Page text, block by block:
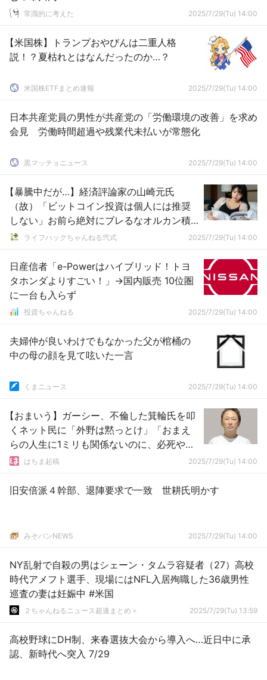
常識的に考えた 2025/7/29(Tu) 14:00
【米国株】トランプおやびんは二重人格
説！？夏枯れとはなんだったのか…？
米国株ETFまとめ速報 2025/7/29(Tu) 14:00
日本共産党員の男性が共産党の「労働環境の改善」を求め
会見 労働時間超過や残業代未払いが常態化
黒マッチョニュース 2025/7/29(Tu) 14:00
【暴騰中だが…】経済評論家の山崎元氏
（故）「ビットコイン投資は個人には推奨
しない」お前ら絶対にブレるなオルカン積
立しとけ
ライフハックちゃんねる弐式 2025/7/29(Tu) 14:00
日産信者「e-Powerはハイブリッド！トヨ
タホンダよりすごい！」→国内販売 10位圏
に一台も入らず
投資ちゃんねる 2025/7/29(Tu) 14:00
夫婦仲が良いわけでもなかった父が棺桶の
中の母の顔を見て呟いた一言
くまニュース 2025/7/29(Tu) 14:00
【おまいう】ガーシー、不倫した箕輪氏を叩
くネット民に「外野は黙っとけ」「おまえ
らの人生に1ミリも関係ないのに、必死やん
笑笑」はちま起稿 2025/7/29(Tu) 14:00
旧安倍派４幹部、退陣要求で一致 世耕氏明かす
みそパンNEWS 2025/7/29(Tu) 14:00
NY乱射で自殺の男はシェーン・タムラ容疑者（27）高校
時代アメフト選手、現場にはNFL入居殉職した36歳男性
巡査の妻は妊娠中 #米国
２ちゃんねるニュース超速まとめ＋ 2025/7/29(Tu) 13:59
高校野球にDH制、来春選抜大会から導入へ…近日中に承
認、新時代へ突入 7/29